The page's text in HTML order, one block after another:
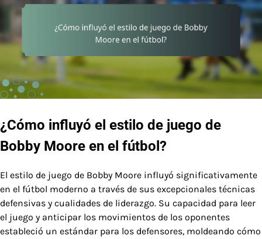
¿Cómo influyó el estilo de juego de
Bobby Moore en el fútbol?
El estilo de juego de Bobby Moore influyó significativamente
en el fútbol moderno a través de sus excepcionales técnicas
defensivas y cualidades de liderazgo. Su capacidad para leer
el juego y anticipar los movimientos de los oponentes
estableció un estándar para los defensores, moldeando cómo